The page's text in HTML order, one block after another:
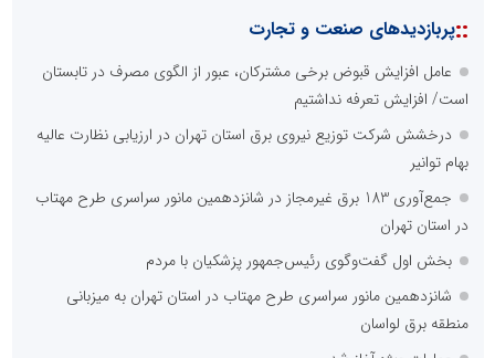
::پربازدیدهای صنعت و تجارت
عامل افزایش قبوض برخی مشترکان، عبور از الگوی مصرف در تابستان
است/ افزایش تعرفه نداشتیم
درخشش شرکت توزیع نیروی برق استان تهران در ارزیابی نظارت عالیه
بهام توانیر
جمع‌آوری 183 برق غیرمجاز در شانزدهمین مانور سراسری طرح مهتاب
در استان تهران
بخش اول گفت‌وگوی رئیس‌جمهور پزشکیان با مردم
شانزدهمین مانور سراسری طرح مهتاب در استان تهران به میزبانی
منطقه برق لواسان